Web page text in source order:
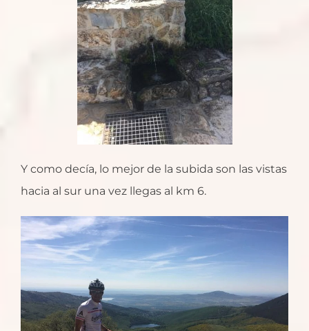
Y como decía, lo mejor de la subida son las vistas
hacia al sur una vez llegas al km 6.